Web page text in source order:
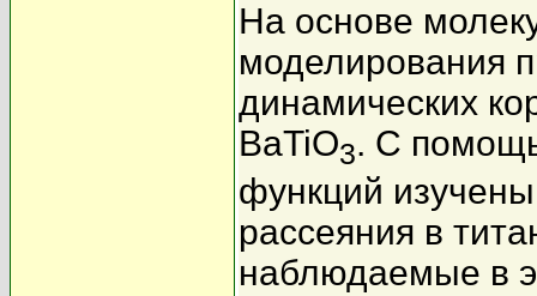
На основе
моделирования
динамических
BaTiO3. С
функций
рассеяния в
наблюдаемые в